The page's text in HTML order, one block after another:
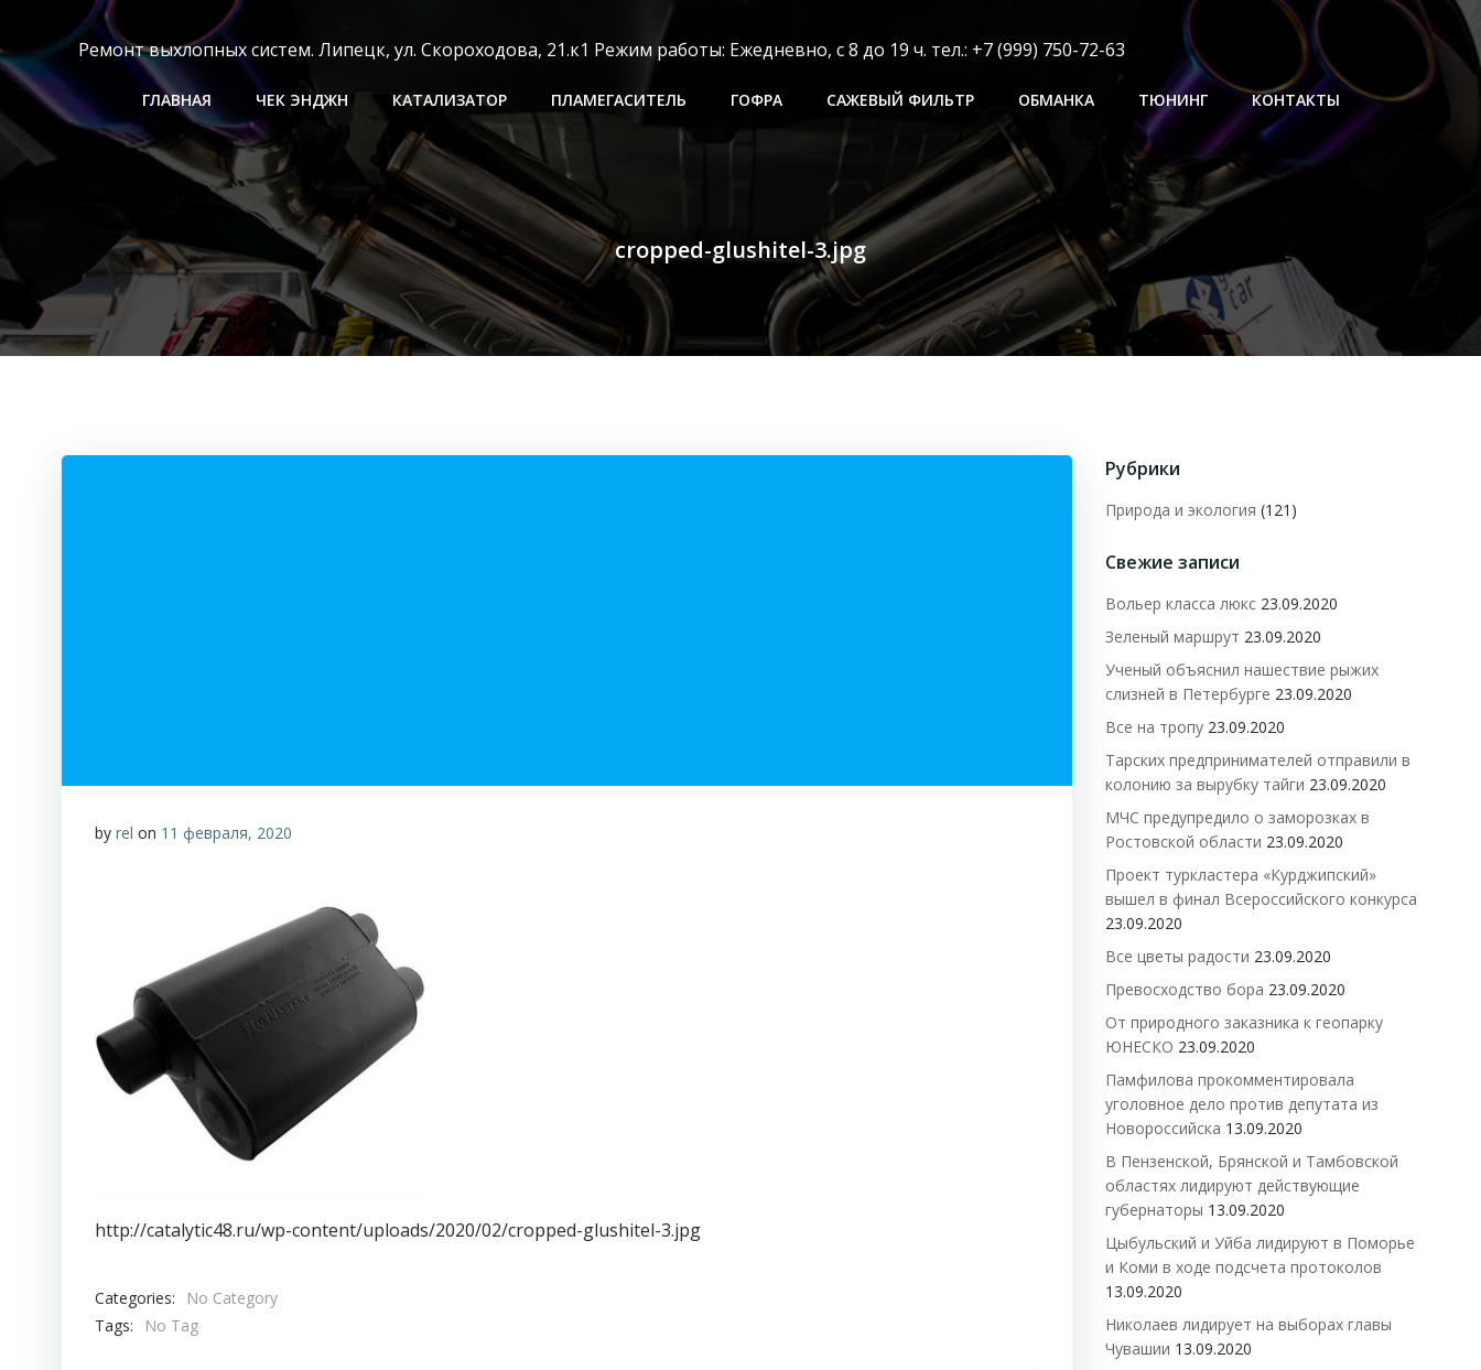
содержимому
Ремонт выхлопных систем. Липецк, ул. Скороходова, 21.к1 Режим работы: Ежедневно, с 8 до 19 ч. тел.: +7 (999) 750-72-63
ГЛАВНАЯ ЧЕК ЭНДЖН КАТАЛИЗАТОР ПЛАМЕГАСИТЕЛЬ ГОФРА САЖЕВЫЙ ФИЛЬТР ОБМАНКА ТЮНИНГ КОНТАКТЫ
cropped-glushitel-3.jpg
by rel on 11 февраля, 2020
http://catalytic48.ru/wp-content/uploads/2020/02/cropped-glushitel-3.jpg
Categories:
No Category
Tags:
No Tag
Рубрики
Природа и экология (121)
Свежие записи
Вольер класса люкс 23.09.2020
Зеленый маршрут 23.09.2020
Ученый объяснил нашествие рыжих
слизней в Петербурге 23.09.2020
Все на тропу 23.09.2020
Тарских предпринимателей отправили в
колонию за вырубку тайги 23.09.2020
МЧС предупредило о заморозках в
Ростовской области 23.09.2020
Проект туркластера «Курджипский»
вышел в финал Всероссийского конкурса
23.09.2020
Все цветы радости 23.09.2020
Превосходство бора 23.09.2020
От природного заказника к геопарку
ЮНЕСКО 23.09.2020
Памфилова прокомментировала
уголовное дело против депутата из
Новороссийска 13.09.2020
В Пензенской, Брянской и Тамбовской
областях лидируют действующие
губернаторы 13.09.2020
Цыбульский и Уйба лидируют в Поморье
и Коми в ходе подсчета протоколов
13.09.2020
Николаев лидирует на выборах главы
Чувашии 13.09.2020